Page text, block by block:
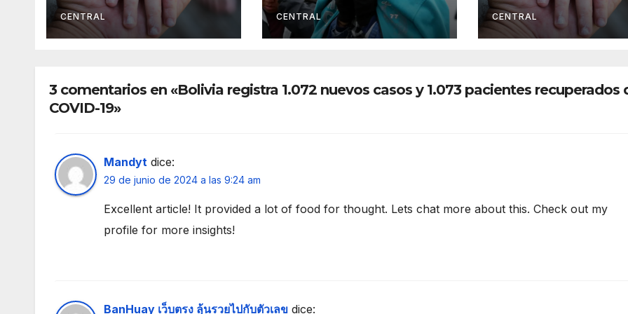
CENTRAL
vientos en el
altiplano y valles
CENTRAL
vacunación
CENTRAL
3 comentarios en «Bolivia registra 1.072 nuevos casos y 1.073 pacientes recuperados
COVID-19»
Mandyt dice:
29 de junio de 2024 a las 9:24 am
Excellent article! It provided a lot of food for thought. Lets chat more about this. Check out my
profile for more insights!
BanHuay เว็บตรง ลุ้นรวยไปกับตัวเลข dice: